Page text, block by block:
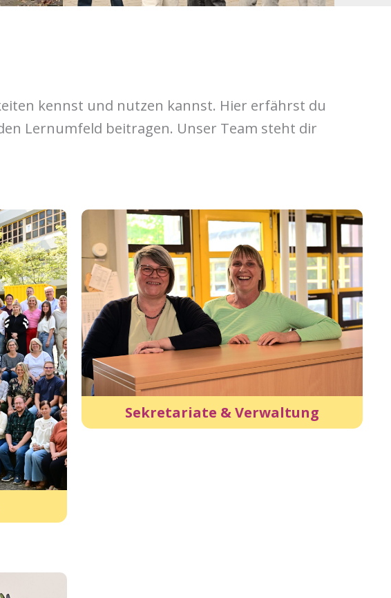
kennst und nutzen kannst. Hier erfährst du
Lernumfeld beitragen. Unser Team steht dir
Sekretariate & Verwaltung